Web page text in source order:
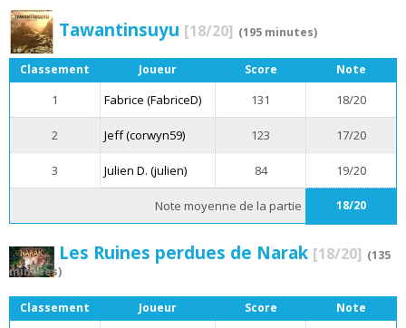
Tawantinsuyu [18/20] (195 minutes)
Classement Joueur Score Note
1 Fabrice (FabriceD) 131 18/20
2 Jeff (corwyn59) 123 17/20
3 Julien D. (julien) 84 19/20
Note moyenne de la partie 18/20
Les Ruines perdues de Narak [18/20] (135
minutes)
Classement Joueur Score Note